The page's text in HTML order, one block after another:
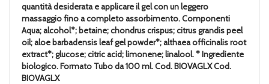
quantità desiderata e applicare il gel con un leggero
massaggio fino a completo assorbimento. Componenti
Aqua; alcohol*; betaine; chondrus crispus; citrus grandis peel
oil; aloe barbadensis leaf gel powder*; althaea officinalis root
extract*; glucose; citric acid; limonene; linalool. * Ingrediente
biologico. Formato Tubo da 100 ml. Cod. BIOVAGLX Cod.
BIOVAGLX